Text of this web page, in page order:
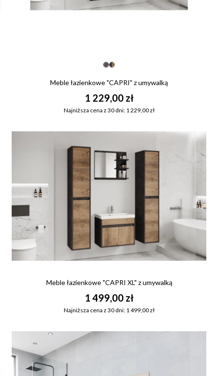
Meble łazienkowe "CAPRI" z umywalką
1 229,00 zł
Najniższa cena z 30 dni: 1 229,00 zł
Meble łazienkowe "CAPRI XL" z umywalką
1 499,00 zł
Najniższa cena z 30 dni: 1 499,00 zł